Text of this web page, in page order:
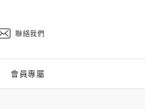
聯絡我們
會員專屬